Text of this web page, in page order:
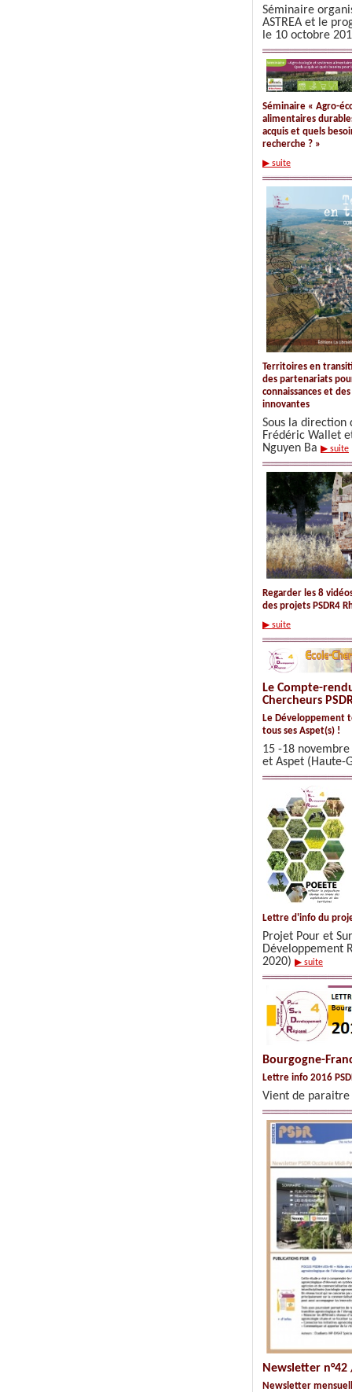
Séminaire
ASTREA et le
le 10 octobre
Séminaire « Agro-
alimentaires
acquis et quels
recherche ? »
▶ suite
Territoires en
des partenariats
connaissances et
innovantes
Sous la direction
Frédéric Wallet
Nguyen Ba ▶ suite
Regarder les 8
des projets PSDR4
▶ suite
Le Compte-
Chercheurs
Le Développement
tous ses Aspet(s) !
15 -18 novembre
et Aspet (Haute-
Lettre d'info du
Projet Pour et
Développement
2020) ▶ suite
Bourgogne-
Lettre info 2016
Vient de paraitre
Newsletter
Newsletter